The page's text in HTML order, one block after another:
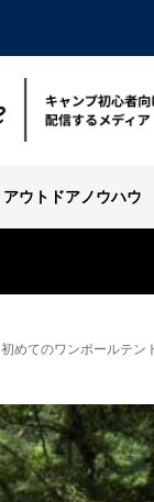
アウトドアノウハウ
初めてのワンポールテン